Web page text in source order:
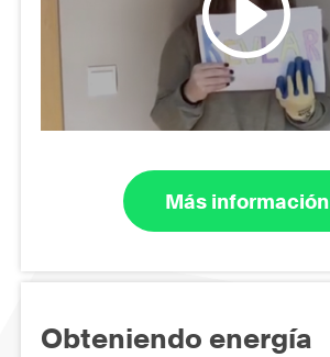
Más información
Obteniendo energía